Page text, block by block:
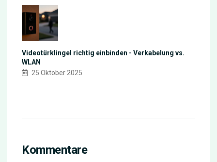
Videotürklingel richtig einbinden - Verkabelung vs.
WLAN
25 Oktober 2025
Kommentare